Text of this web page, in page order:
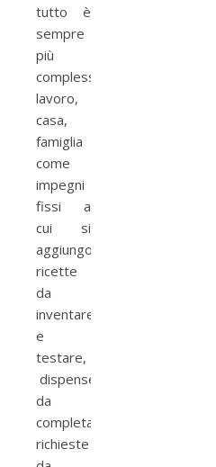
tutto è
sempre
più
complesso:
lavoro,
casa,
famiglia
come
impegni
fissi a
cui si
aggiungono
ricette
da
inventare
e
testare,
dispense
da
completare,
richieste